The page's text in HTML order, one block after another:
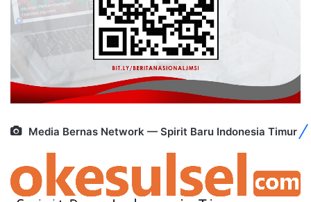
Media Bernas Network — Spirit Baru Indonesia Timur